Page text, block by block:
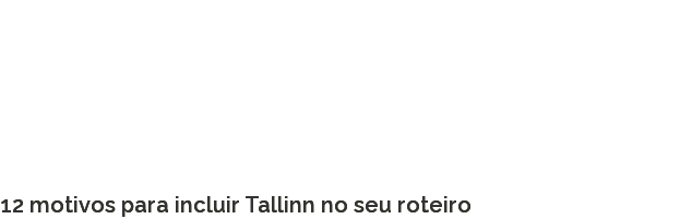
12 motivos para incluir Tallinn no seu roteiro